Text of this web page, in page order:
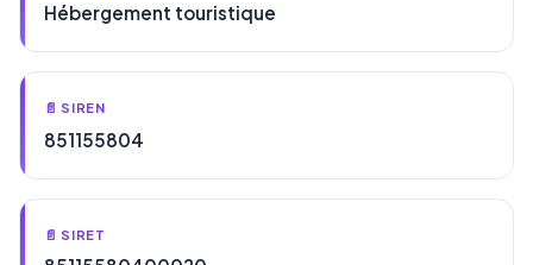
Hébergement touristique
📄 SIREN
851155804
📄 SIRET